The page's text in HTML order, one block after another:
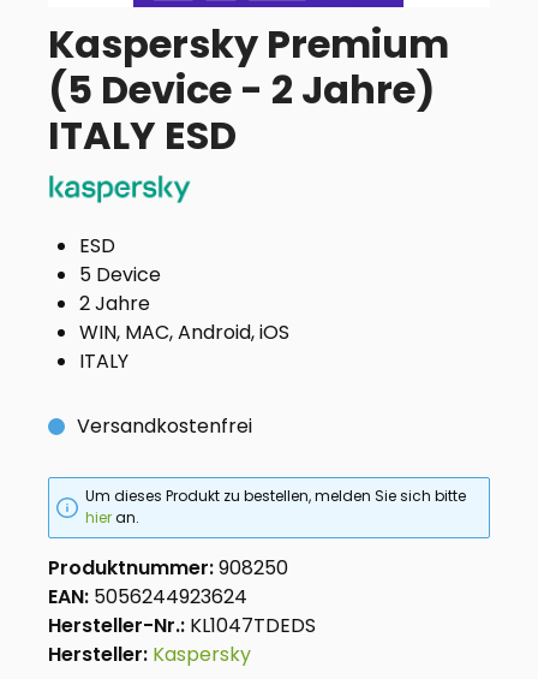
Kaspersky Premium
(5 Device - 2 Jahre)
ITALY ESD
ESD
5 Device
2 Jahre
WIN, MAC, Android, iOS
ITALY
Versandkostenfrei
Um dieses Produkt zu bestellen, melden Sie sich bitte
hieran.
Produktnummer:908250
EAN: 5056244923624
Hersteller-Nr.: KL1047TDEDS
Hersteller: Kaspersky